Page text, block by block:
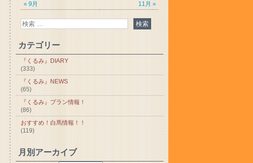
« 9月 11月 »
カテゴリー
『くるみ』DIARY
(333)
『くるみ』NEWS
(65)
『くるみ』プラン情報！
(86)
おすすめ！白馬情報！！
(119)
月別アーカイブ